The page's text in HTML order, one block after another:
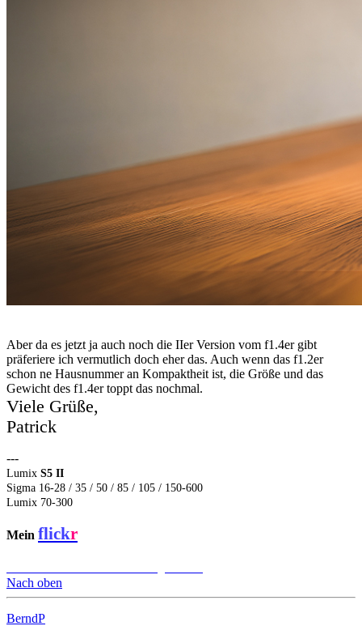
Aber da es jetzt ja auch noch die IIer Version vom f1.4er gibt
präferiere ich vermutlich doch eher das. Auch wenn das f1.2er
schon ne Hausnummer an Kompaktheit ist, die Größe und das
Gewicht des f1.4er toppt das nochmal.
Viele Grüße,
Patrick
---
Lumix S5 II
Sigma 16-28 / 35 / 50 / 85 / 105 / 150-600
Lumix 70-300
Mein flickr
Nach oben
BerndP